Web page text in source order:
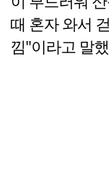
때 혼자 와서
낌"이라고 말